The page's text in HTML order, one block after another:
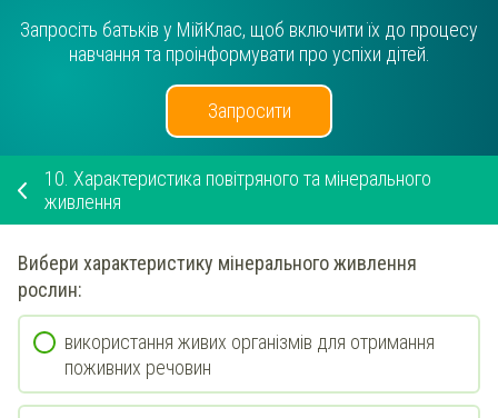
Запросіть батьків у МійКлас, щоб включити їх до процесу
навчання та проінформувати про успіхи дітей.
Запросити
10. Характеристика повітряного та мінерального
живлення
Вибери характеристику мінеральногоживлення
рослин:
використання живих організмів для отримання
поживних речовин